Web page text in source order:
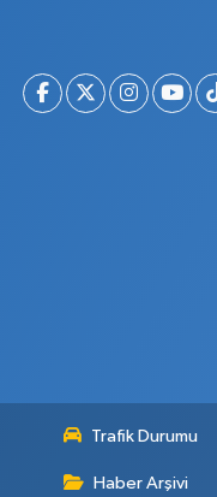
Trafik Durumu
Haber Arşivi